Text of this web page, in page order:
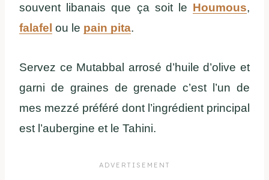
souvent libanais que ça soit le Houmous,
falafel ou le pain pita.
Servez ce Mutabbal arrosé d’huile d’olive et
garni de graines de grenade c’est l’un de
mes mezzé préféré dont l’ingrédient principal
est l’aubergine et le Tahini.